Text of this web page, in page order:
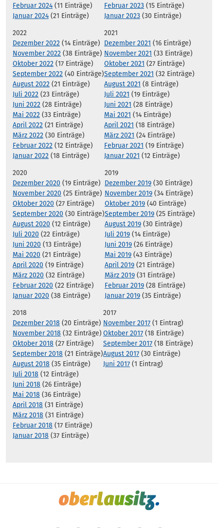
Februar 2024 (11 Einträge)
Januar 2024 (21 Einträge)
Februar 2023 (15 Einträge)
Januar 2023 (30 Einträge)
2022
Dezember 2022 (14 Einträge)
November 2022 (38 Einträge)
Oktober 2022 (17 Einträge)
September 2022 (40 Einträge)
August 2022 (21 Einträge)
Juli 2022 (23 Einträge)
Juni 2022 (28 Einträge)
Mai 2022 (33 Einträge)
April 2022 (21 Einträge)
März 2022 (30 Einträge)
Februar 2022 (12 Einträge)
Januar 2022 (18 Einträge)
2021
Dezember 2021 (16 Einträge)
November 2021 (33 Einträge)
Oktober 2021 (27 Einträge)
September 2021 (32 Einträge)
August 2021 (8 Einträge)
Juli 2021 (19 Einträge)
Juni 2021 (28 Einträge)
Mai 2021 (14 Einträge)
April 2021 (18 Einträge)
März 2021 (24 Einträge)
Februar 2021 (19 Einträge)
Januar 2021 (12 Einträge)
2020
Dezember 2020 (19 Einträge)
November 2020 (25 Einträge)
Oktober 2020 (27 Einträge)
September 2020 (30 Einträge)
August 2020 (12 Einträge)
Juli 2020 (22 Einträge)
Juni 2020 (13 Einträge)
Mai 2020 (21 Einträge)
April 2020 (19 Einträge)
März 2020 (32 Einträge)
Februar 2020 (22 Einträge)
Januar 2020 (38 Einträge)
2019
Dezember 2019 (30 Einträge)
November 2019 (34 Einträge)
Oktober 2019 (40 Einträge)
September 2019 (25 Einträge)
August 2019 (30 Einträge)
Juli 2019 (14 Einträge)
Juni 2019 (26 Einträge)
Mai 2019 (43 Einträge)
April 2019 (21 Einträge)
März 2019 (31 Einträge)
Februar 2019 (28 Einträge)
Januar 2019 (35 Einträge)
2018
Dezember 2018 (20 Einträge)
November 2018 (32 Einträge)
Oktober 2018 (27 Einträge)
September 2018 (21 Einträge)
August 2018 (35 Einträge)
Juli 2018 (12 Einträge)
Juni 2018 (26 Einträge)
Mai 2018 (36 Einträge)
April 2018 (31 Einträge)
März 2018 (31 Einträge)
Februar 2018 (17 Einträge)
Januar 2018 (37 Einträge)
2017
November 2017 (1 Eintrag)
Oktober 2017 (18 Einträge)
September 2017 (18 Einträge)
August 2017 (30 Einträge)
Juni 2017 (1 Eintrag)